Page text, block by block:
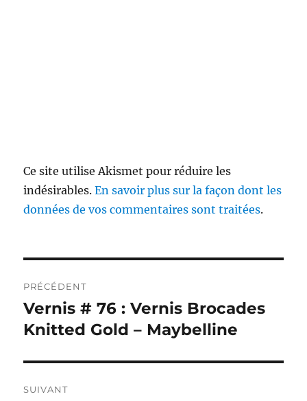
Ce site utilise Akismet pour réduire les
indésirables.En savoir plus sur la façon dont les
données de vos commentaires sont traitées.
de
l’article
PRÉCÉDENT
Publication
précédente :
Vernis # 76 : Vernis Brocades
Knitted Gold – Maybelline
SUIVANT